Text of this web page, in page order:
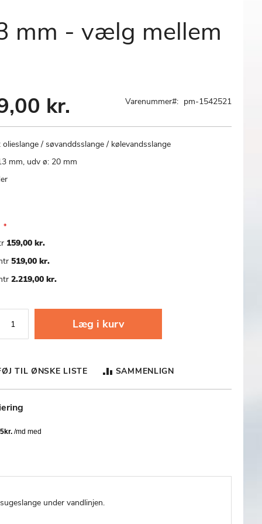
mm - vælg mellem
kr. Varenummer pm-1542521
/ søvanddsslange / kølevandsslange
mm, udv ø: 20 mm
159,00 kr.
519,00 kr.
2.219,00 kr.
Læg i kurv
TIL ØNSKE LISTE SAMMENLIGN
under vandlinjen.